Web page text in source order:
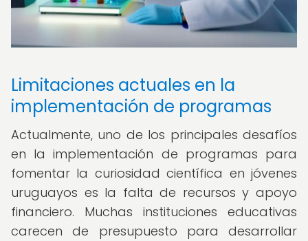
Limitaciones actuales en la
implementación de programas
Actualmente, uno de los principales desafíos
en la implementación de programas para
fomentar la curiosidad científica en jóvenes
uruguayos es la falta de recursos y apoyo
financiero. Muchas instituciones educativas
carecen de presupuesto para desarrollar